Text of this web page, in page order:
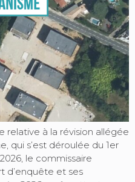
relative à la révision allégée
qui s’est déroulée du 1er
le commissaire
d’enquête et ses